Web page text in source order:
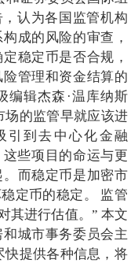
认为各国监管机构
成的风险的审查，
稳定币是否合规，
管理和资金结算的
编辑杰森·温库纳斯
场的监管早就应该进
引到去中心化金融
这些项目的命运与更
而稳定币是加密市
定币的稳定。 监管
其进行估值。” 本文
城市事务委员会主
快提供各种信息，将